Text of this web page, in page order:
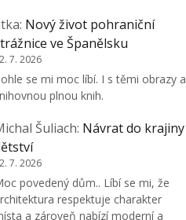
: Nový život pohraniční
ve Španělsku
7. 2026
se mi moc líbí. I s těmi obrazy a
plnou knih.
Šuliach: Návrat do krajiny
7. 2026
povedený dům.. Líbí se mi, že
respektuje charakter
a zároveň nabízí moderní a